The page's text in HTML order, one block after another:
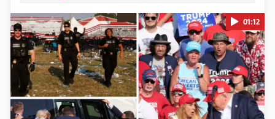
Pokretanje videa...
01:12